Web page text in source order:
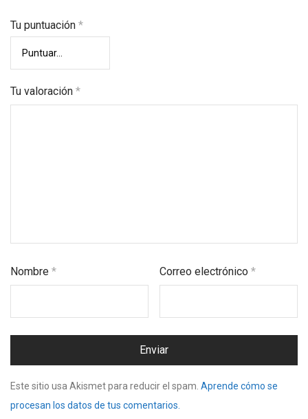
Tu puntuación *
Tu valoración *
Nombre * Correo electrónico*
Este sitio usa Akismet para reducir el spam. Aprende cómo se
procesan los datos de tus comentarios.